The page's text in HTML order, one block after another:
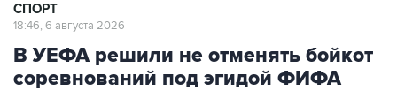
СПОРТ
18:46, 6 августа 2026
В УЕФА решили не отменять бойкот
соревнований под эгидой ФИФА